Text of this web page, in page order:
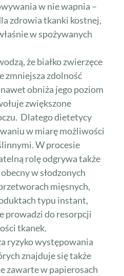
w nie wapnia –
zdrowia tkanki kostnej,
w spożywanych
że białko zwierzęce
zmniejsza zdolność
obniża jego poziom
zwiększone
Dlatego dietetycy
w miarę możliwości
W procesie
rolę odgrywa także
w słodzonych
mięsnych,
typu instant,
prowadzi do resorpcji
tkanek.
ryzyko występowania
znajduje się także
zawarte w papierosach